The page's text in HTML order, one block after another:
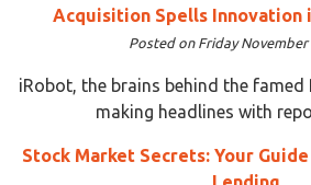
Acquisition Spells Innovation
Posted on Friday November
iRobot, the brains behind the famed
making headlines with
Stock Market Secrets: Your